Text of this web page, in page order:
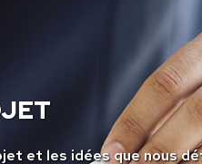
et les idées que nous